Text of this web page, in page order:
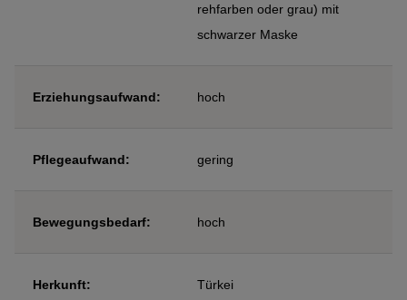
rehfarben oder grau) mit
schwarzer Maske
Erziehungsaufwand: hoch
Pflegeaufwand: gering
Bewegungsbedarf: hoch
Herkunft: Türkei